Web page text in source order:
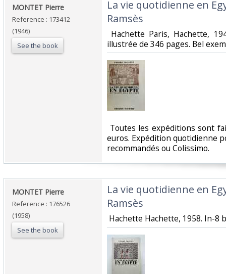
‎MONTET Pierre‎
Reference : 173412
(1946)
See the book
‎La vie quotidienne en
Ramsès‎
Hachette Paris, Hachette,
illustrée de 346 pages. Bel
Toutes les expéditions sont
euros. Expédition quotidienne
recommandés ou Colissimo. ‎
‎MONTET Pierre‎
Reference : 176526
(1958)
See the book
‎La vie quotidienne en
Ramsès‎
Hachette Hachette, 1958. In-8